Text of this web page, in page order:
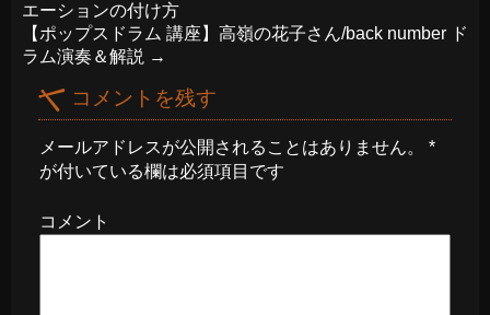
エーションの付け方
【ポップスドラム 講座】高嶺の花子さん/back number ド
ラム演奏＆解説 →
コメントを残す
メールアドレスが公開されることはありません。
*
が付いている欄は必須項目です
コメント